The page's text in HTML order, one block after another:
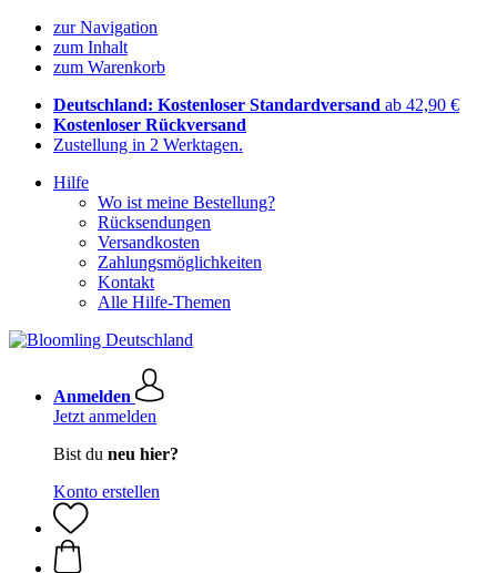
zur Navigation
zum Inhalt
zum Warenkorb
Deutschland: Kostenloser Standardversand ab 42,90 €
Kostenloser Rückversand
Zustellung in 2 Werktagen.
Hilfe
Wo ist meine Bestellung?
Rücksendungen
Versandkosten
Zahlungsmöglichkeiten
Kontakt
Alle Hilfe-Themen
Anmelden
Jetzt anmelden
Bist du neu hier?
Konto erstellen